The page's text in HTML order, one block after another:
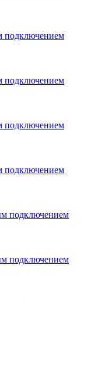
подключением
подключением
подключением
подключением
подключением
подключением